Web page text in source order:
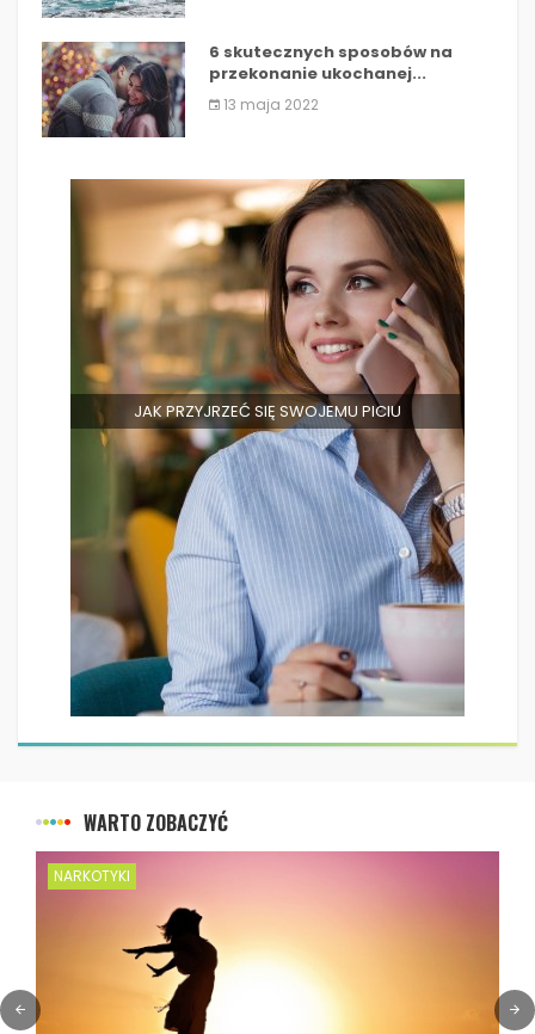
6 skutecznych sposobów na
przekonanie ukochanej...
13 maja 2022
JAK PRZYJRZEĆ SIĘ SWOJEMU PICIU
WARTO ZOBACZYĆ
NARKOTYKI